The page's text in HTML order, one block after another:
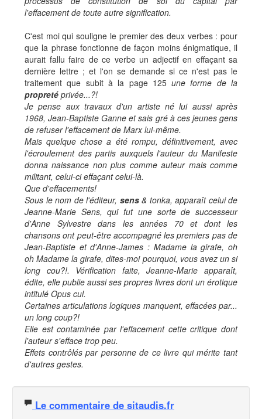
l'effacement de toute autre signification.
C'est moi qui souligne le premier des deux verbes : pour
que la phrase fonctionne de façon moins énigmatique, il
aurait fallu faire de ce verbe un adjectif en effaçant sa
dernière lettre ; et l'on se demande si ce n'est pas le
traitement que subit à la page 125une forme de la
propreté privée...?!
Je pense aux travaux d'un artiste né lui aussi après
1968, Jean-Baptiste Ganne et sais gré à ces jeunes gens
de refuser l'effacement de Marx lui-même.
Mais quelque chose a été rompu, définitivement, avec
l'écroulement des partis auxquels l'auteur du Manifeste
donna naissance non plus comme auteur mais comme
militant, celui-ci effaçant celui-là.
Que d'effacements!
Sous le nom de l'éditeur, sens& tonka, apparaît celui de
Jeanne-Marie Sens, qui fut une sorte de successeur
d'Anne Sylvestre dans les années 70 et dont les
chansons ont peut-être accompagné les premiers pas de
Jean-Baptiste et d'Anne-James : Madame la girafe, oh
oh Madame la girafe, dites-moi pourquoi, vous avez un si
long cou?!. Vérification faite, Jeanne-Marie apparaît,
édite, elle publie aussi ses propres livres dont un érotique
intitulé Opus cul.
Certaines articulations logiques manquent, effacées par...
un long coup?!
Elle est contaminée par l'effacement cette critique dont
l'auteur s'efface trop peu.
Effets contrôlés par personne de ce livre qui mérite tant
d'autres gestes.
Le commentaire de sitaudis.fr